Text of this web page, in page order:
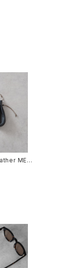
MEDI
ダイ
スンバッ